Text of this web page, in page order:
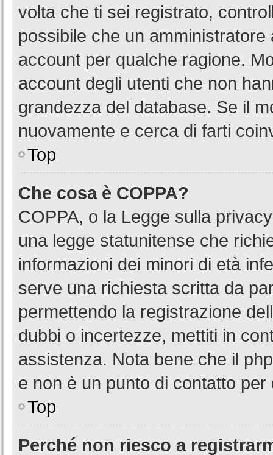
volta che ti sei registrato,
possibile che un
account per qualche ragione.
account degli utenti che non
grandezza del database. Se il
nuovamente e cerca di farti
Top
Che cosa è COPPA?
COPPA, o la Legge sulla
una legge statunitense che
informazioni dei minori di età
serve una richiesta scritta da
permettendo la registrazione
dubbi o incertezze, mettiti in
assistenza. Nota bene che il
e non è un punto di contatto
Top
Perché non riesco a